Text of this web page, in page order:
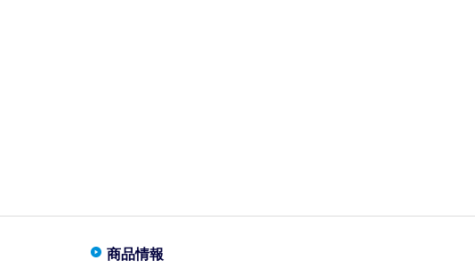
商品情報